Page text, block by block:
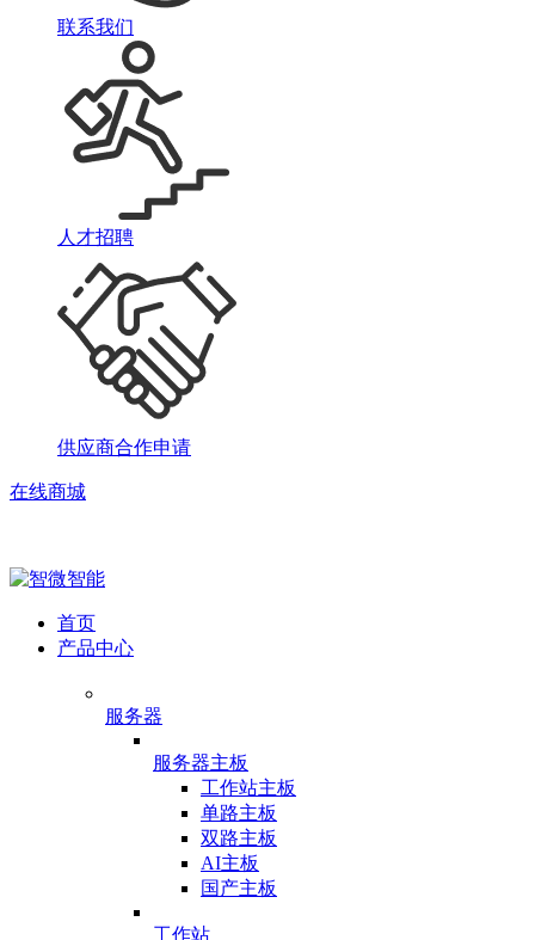
联系我们
人才招聘
供应商合作申请
在线商城
首页
产品中心
服务器
服务器主板
工作站主板
单路主板
双路主板
AI主板
国产主板
工作站